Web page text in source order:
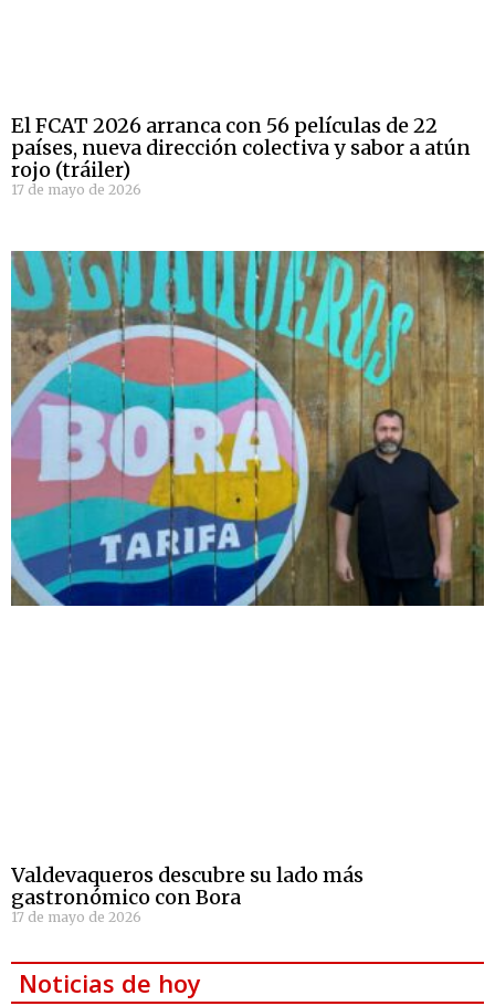
El FCAT 2026 arranca con 56 películas de 22
países, nueva dirección colectiva y sabor a atún
rojo (tráiler)
17 de mayo de 2026
Valdevaqueros descubre su lado más
gastronómico con Bora
17 de mayo de 2026
Noticias de hoy